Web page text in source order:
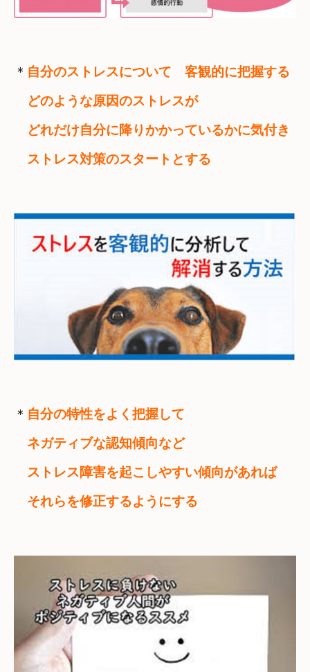
＊ 自分のストレスについて　客観的に把握する
どのような原因のストレスが
どれだけ自分に降りかかっているかに気付き
ストレス対策のスタートとする
＊ 自分の特性をよく把握して
ネガティブな認知傾向など
ストレス障害を起こしやすい傾向があれば
それらを修正するようにする